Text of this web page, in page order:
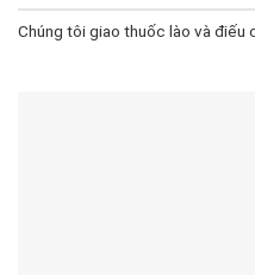
Chúng tôi giao thuốc lào và điếu